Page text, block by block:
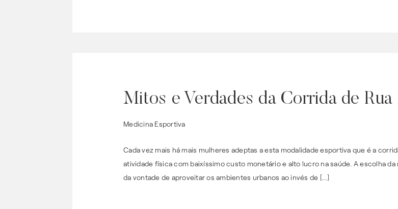
Mitos e Verdades da Corrida de Rua
Medicina Esportiva
Cada vez mais há mais mulheres adeptas a esta modalidade esportiva que é a
atividade física com baixíssimo custo monetário e alto lucro na saúde. A escolha
da vontade de aproveitar os ambientes urbanos ao invés de […]